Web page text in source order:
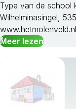
Type van de school
Wilhelminasingel,
www.hetmolenveld.nl
Meer lezen